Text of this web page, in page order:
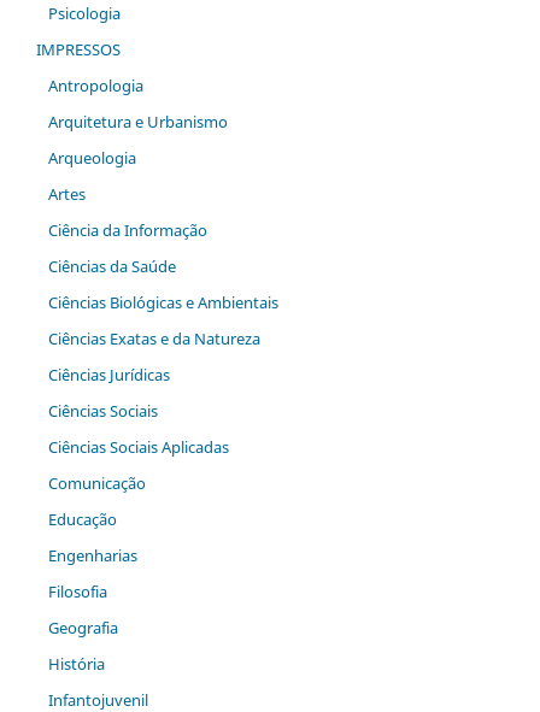
Psicologia
IMPRESSOS
Antropologia
Arquitetura e Urbanismo
Arqueologia
Artes
Ciência da Informação
Ciências da Saúde
Ciências Biológicas e Ambientais
Ciências Exatas e da Natureza
Ciências Jurídicas
Ciências Sociais
Ciências Sociais Aplicadas
Comunicação
Educação
Engenharias
Filosofia
Geografia
História
Infantojuvenil